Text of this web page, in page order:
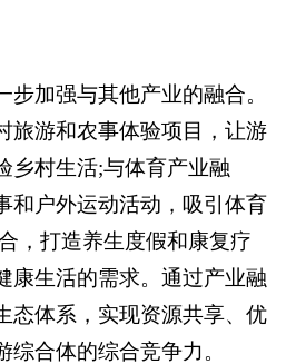
加强与其他产业的融合。
旅游和农事体验项目，让游
乡村生活;与体育产业融
和户外运动活动，吸引体育
，打造养生度假和康复疗
康生活的需求。通过产业融
态体系，实现资源共享、优
合体的综合竞争力。